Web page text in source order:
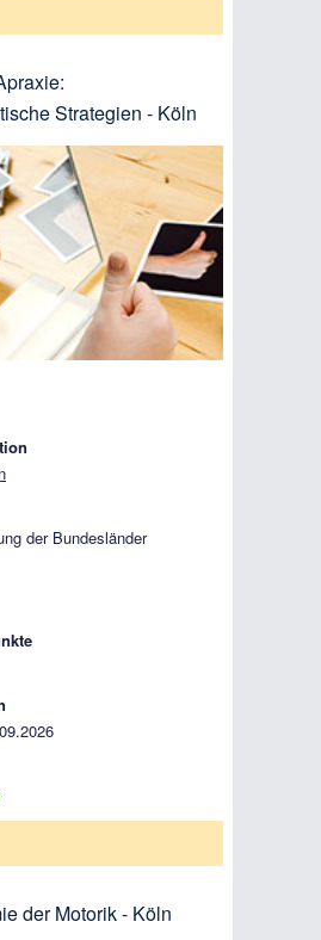
Strategien - Köln
der Bundesländer
der Motorik - Köln